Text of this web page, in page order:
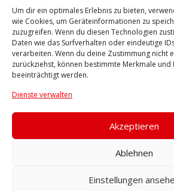
Um dir ein optimales Erlebnis zu bieten,
wie Cookies, um Geräteinformationen zu
zuzugreifen. Wenn du diesen Technologien
Daten wie das Surfverhalten oder eindeutige
verarbeiten. Wenn du deine Zustimmung nicht
zurückziehst, können bestimmte Merkmale und
beeinträchtigt werden.
Dienste verwalten
Akzeptieren
Ablehnen
Einstellungen
Herstellung
Endbearbeitung
SOCIAL
Youtube
Twitter
© 2026 VOSSEN